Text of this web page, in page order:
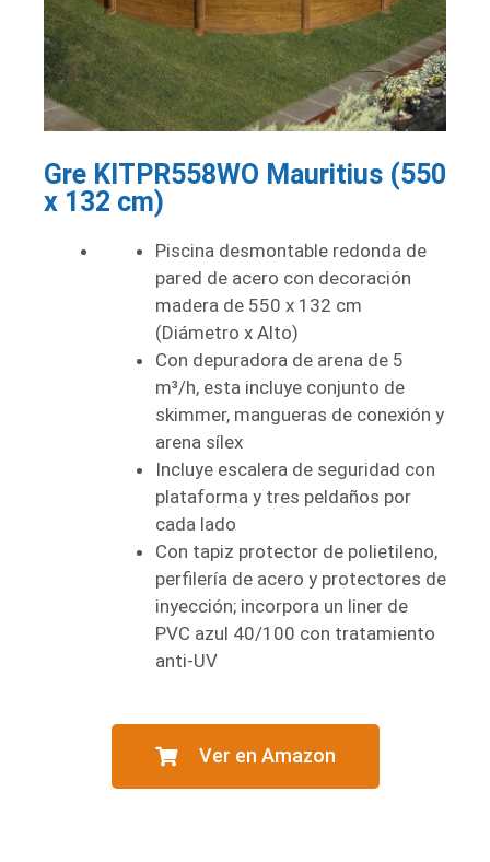
Gre KITPR558WO Mauritius (550
x 132 cm)
Piscina desmontable redonda de
pared de acero con decoración
madera de 550 x 132 cm
(Diámetro x Alto)
Con depuradora de arena de 5
m³/h, esta incluye conjunto de
skimmer, mangueras de conexión y
arena sílex
Incluye escalera de seguridad con
plataforma y tres peldaños por
cada lado
Con tapiz protector de polietileno,
perfilería de acero y protectores de
inyección; incorpora un liner de
PVC azul 40/100 con tratamiento
anti-UV
Ver en Amazon